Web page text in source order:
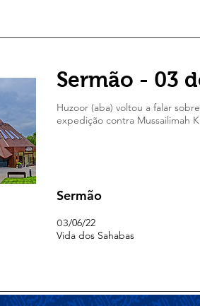
Sermão - 03
Huzoor (aba) voltou a falar
expedição contra Mussailimah
Sermão
03/06/22
Vida dos Sahabas